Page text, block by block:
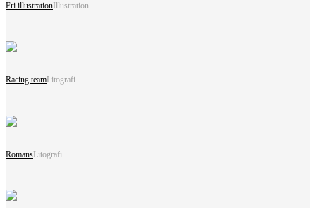
Fri illustration Illustration
Racing team Litografi
RomansLitografi